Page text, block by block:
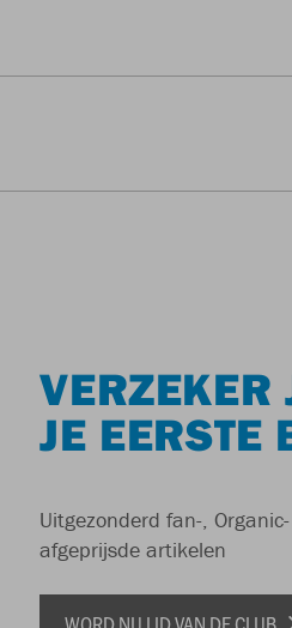
VERZEKER
JE EERSTE
Uitgezonderd fan-,
afgeprijsde artikelen